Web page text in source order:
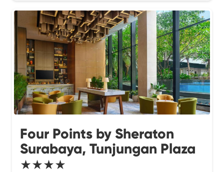
Four Points by Sheraton
Surabaya, Tunjungan Plaza
★★★★